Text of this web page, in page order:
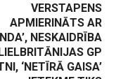
VERSTAPENS
APMIERINĀTS AR
NESKAIDRĪBA
GP
‘NETĪRĀ GAISA’